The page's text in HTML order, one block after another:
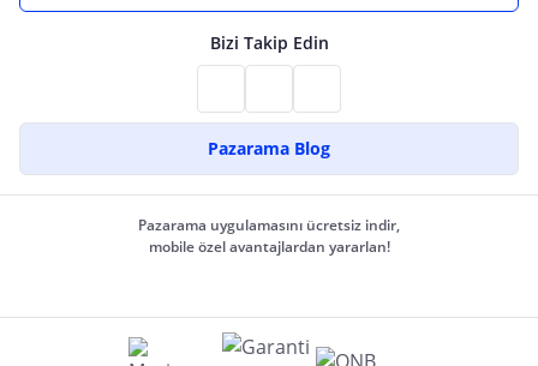
Bizi Takip Edin
Pazarama Blog
Pazarama uygulamasını ücretsiz indir,
mobile özel avantajlardan yararlan!